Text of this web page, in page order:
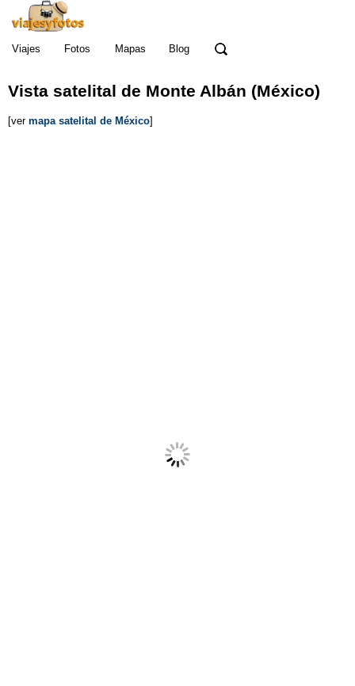
Viajes Fotos Mapas Blog
Vista satelital de Monte Albán (México)
[ver mapa satelital de México]